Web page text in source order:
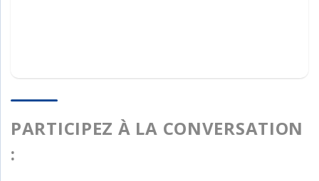
PARTICIPEZ À LA CONVERSATION
: